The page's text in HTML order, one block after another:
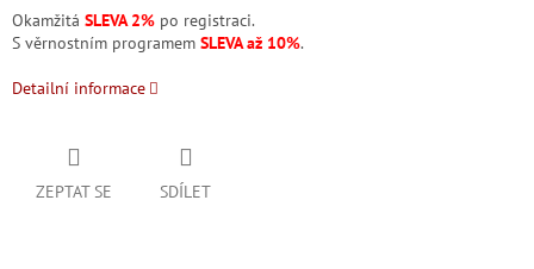
Okamžitá SLEVA 2% po registraci.
S věrnostním programem SLEVA až 10%.
Detailní informace
ZEPTAT SE SDÍLET